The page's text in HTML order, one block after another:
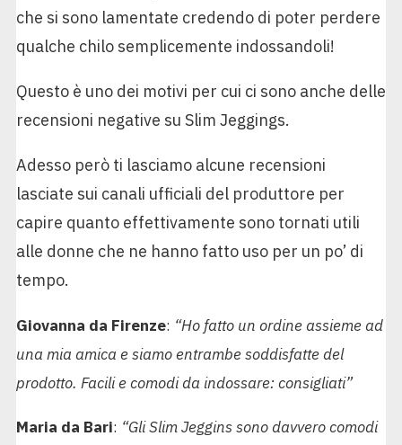
che si sono lamentate credendo di poter perdere
qualche chilo semplicemente indossandoli!
Questo è uno dei motivi per cui ci sono anche delle
recensioni negative su Slim Jeggings.
Adesso però ti lasciamo alcune recensioni
lasciate sui canali ufficiali del produttore per
capire quanto effettivamente sono tornati utili
alle donne che ne hanno fatto uso per un po’ di
tempo.
Giovanna da Firenze: “Ho fatto un ordine assieme ad
una mia amica e siamo entrambe soddisfatte del
prodotto. Facili e comodi da indossare: consigliati”
Maria da Bari: “Gli Slim Jeggins sono davvero comodi